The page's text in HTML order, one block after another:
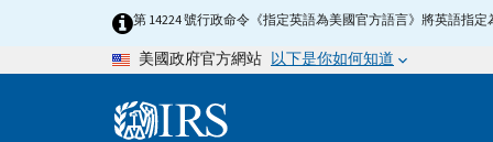
第 14224 號行政命令《指定英語為美國官方語言》將英語指
美國政府官方網站 以下是你如何知道
Information